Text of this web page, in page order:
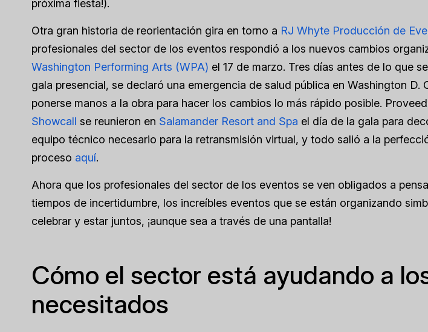
próxima fiesta!).
Otra gran historia de reorientación gira en torno a RJ Whyte Producción de
profesionales del sector de los eventos respondió a los nuevos cambios
Washington Performing Arts (WPA) el 17 de marzo. Tres días antes de lo que
gala presencial, se declaró una emergencia de salud pública en Washington D.
ponerse manos a la obra para hacer los cambios lo más rápido posible.
Showcall se reunieron en Salamander Resort and Spa el día de la gala para
equipo técnico necesario para la retransmisión virtual, y todo salió a la
proceso aquí.
Ahora que los profesionales del sector de los eventos se ven obligados a
tiempos de incertidumbre, los increíbles eventos que se están organizando
celebrar y estar juntos, ¡aunque sea a través de una pantalla!
Cómo el sector está ayudando a
necesitados